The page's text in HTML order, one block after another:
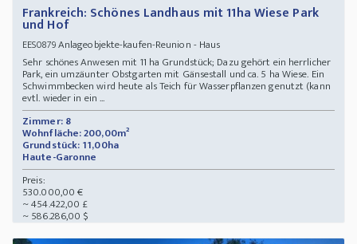
Frankreich: Schönes Landhaus mit 11ha Wiese Park
und Hof
EES0879Anlageobjekte-kaufen-Reunion - Haus
Sehr schönes Anwesen mit 11 ha Grundstück; Dazu gehört ein herrlicher
Park, ein umzäunter Obstgarten mit Gänsestall und ca. 5 ha Wiese. Ein
Schwimmbecken wird heute als Teich für Wasserpflanzen genutzt (kann
evtl. wieder in ein ...
Zimmer: 8
Wohnfläche: 200,00m²
Grundstück: 11,00ha
Haute-Garonne
Preis:
530.000,00 €
~ 454.422,00 £
~ 586.286,00 $